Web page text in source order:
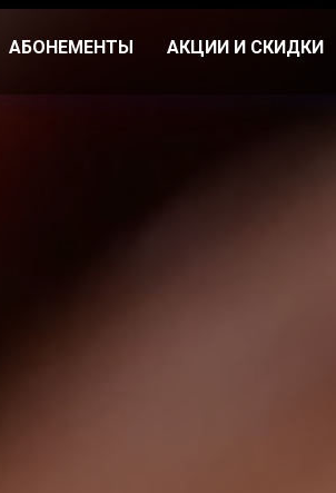
АБОНЕМЕНТЫ АКЦИИ И СКИДКИ